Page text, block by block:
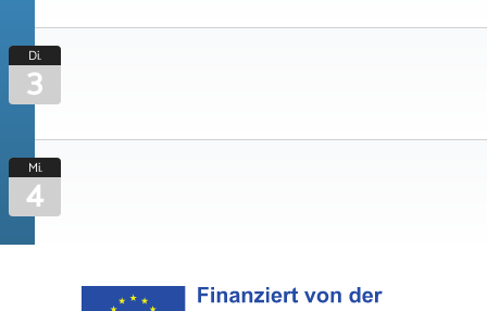
Di.
3
Mi.
4